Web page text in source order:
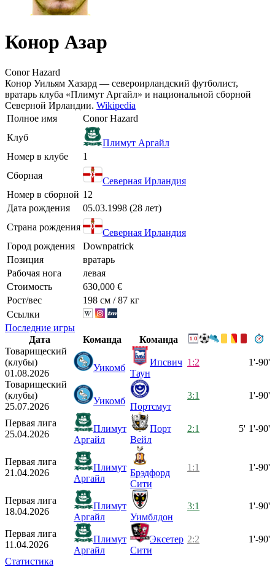
Конор Азар
Conor Hazard
Конор Уильям Хазард — североирландский футболист,
вратарь клуба «Плимут Аргайл» и национальной сборной
Северной Ирландии. Wikipedia
Полное имя
Conor Hazard
Клуб
Плимут Аргайл
Номер в клубе
1
Сборная
Северная Ирландия
Номер в сборной 12
Дата рождения
05.03.1998 (28 лет)
Страна рождения
Северная Ирландия
Город рождения
Downpatrick
Позиция
вратарь
Рабочая нога
левая
Стоимость
630,000 €
Рост/вес
198 см / 87 кг
Ссылки
Последние игры
Дата
Команда
Команда
Товарищеский
(клубы)
01.08.2026
Уикомб
Ипсвич
Таун
1:2 1'-90'
Товарищеский
(клубы)
25.07.2026
Уикомб
Портсмут
3:1 1'-90'
Первая лига
25.04.2026
Плимут
Аргайл
Порт
Вейл
2:1 5' 1'-90'
Первая лига
21.04.2026
Плимут
Аргайл
Брэдфорд
Сити
1:1 1'-90'
Первая лига
18.04.2026
Плимут
Аргайл
Уимблдон
3:1 1'-90'
Первая лига
11.04.2026
Плимут
Аргайл
Эксетер
Сити
2:2 1'-90'
Статистика